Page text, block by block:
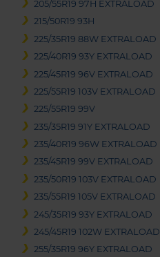
205/55R19 97H EXTRALOAD
215/50R19 93H
225/35R19 88W EXTRALOAD
225/40R19 93Y EXTRALOAD
225/45R19 96V EXTRALOAD
225/55R19 103V EXTRALOAD
225/55R19 99V
235/35R19 91Y EXTRALOAD
235/40R19 96W EXTRALOAD
235/45R19 99V EXTRALOAD
235/50R19 103V EXTRALOAD
235/55R19 105V EXTRALOAD
245/35R19 93Y EXTRALOAD
245/45R19 102W EXTRALOAD
255/35R19 96Y EXTRALOAD